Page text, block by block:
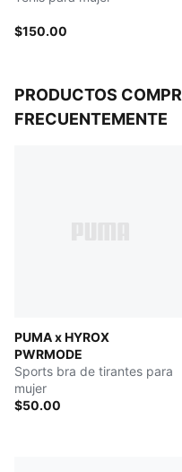
$150.00
PRODUCTOS
FRECUENTEMENTE
PUMA x HYROX
PWRMODE
Sports bra de tirantes para
mujer
$50.00